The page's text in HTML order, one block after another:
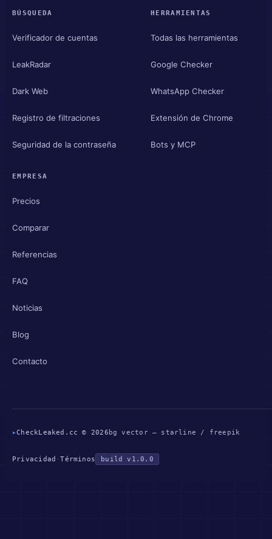
BÚSQUEDA
Verificador de cuentas
LeakRadar
Dark Web
Registro de filtraciones
Seguridad de la contraseña
HERRAMIENTAS
Todas las herramientas
Google Checker
WhatsApp Checker
Extensión de Chrome
Bots y MCP
EMPRESA
Precios
Comparar
Referencias
FAQ
Noticias
Blog
Contacto
▸CheckLeaked.cc © 2026 bg vector — starline / freepik
Privacidad ·Términos build v1.0.0